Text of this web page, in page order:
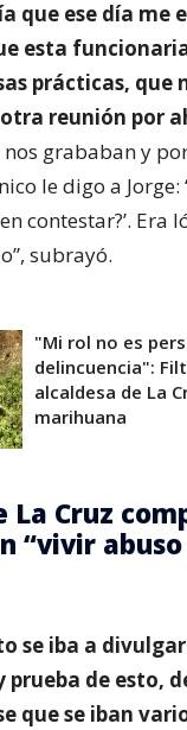
que ese día me
esta
prácticas, que
reunión por
grababan y
le digo a Jorge:
contestar?’. Era
subrayó.
"Mi rol no es
delincuencia":
alcaldesa de La
marihuana
La Cruz
“vivir
se iba a
prueba de esto,
que se iban